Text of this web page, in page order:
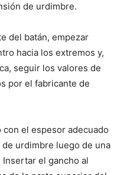
de urdimbre.
del batán, empezar
hacia los extremos y,
seguir los valores de
por el fabricante de
el espesor adecuado
urdimbre luego de una
el gancho al